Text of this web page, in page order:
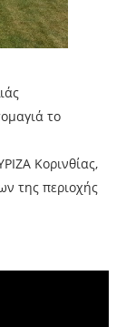
το
Κορινθίας,
της περιοχής